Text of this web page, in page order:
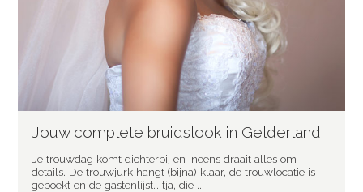
Jouw complete bruidslook in Gelderland
Je trouwdag komt dichterbij en ineens draait alles om
details. De trouwjurk hangt (bijna) klaar, de trouwlocatie is
geboekt en de gastenlijst… tja, die ...